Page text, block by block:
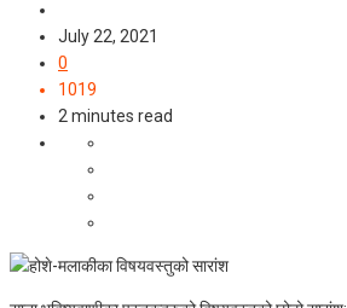
July 22, 2021
0
1019
2 minutes read